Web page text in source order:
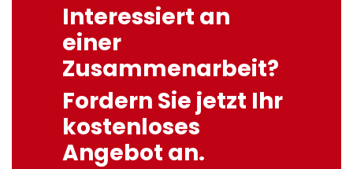
Interessiert an
einer
Zusammenarbeit?
Fordern Sie jetzt Ihr
kostenloses
Angebot an.